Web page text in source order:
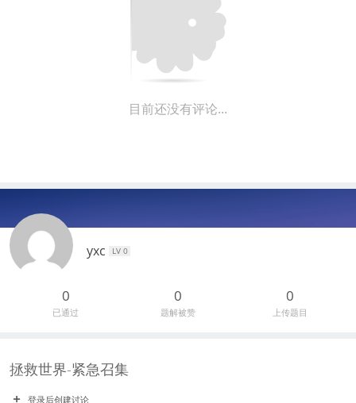
目前还没有评论...
yxc LV 0
0
已通过
0
题解被赞
0
上传题目
拯救世界-紧急召集
登录后创建讨论